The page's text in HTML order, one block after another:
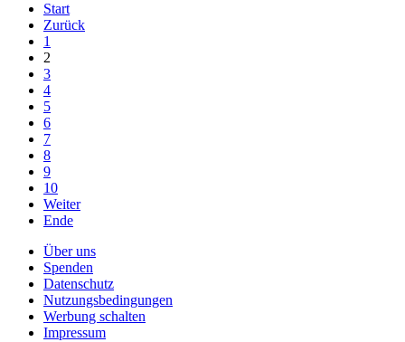
Start
Zurück
1
2
3
4
5
6
7
8
9
10
Weiter
Ende
Über uns
Spenden
Datenschutz
Nutzungsbedingungen
Werbung schalten
Impressum